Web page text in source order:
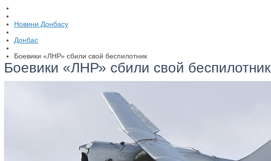
Новини Донбасу
Донбас
Боевики «ЛНР» сбили свой беспилотник
Боевики «ЛНР» сбили свой беспилотник